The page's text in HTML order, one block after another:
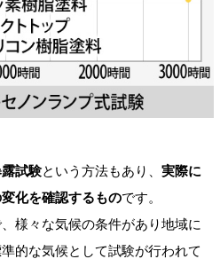
試験という方法もあり、 実際に
化を確認するものです。
様々な気候の条件があり地域に
的な気候として試験が行われて